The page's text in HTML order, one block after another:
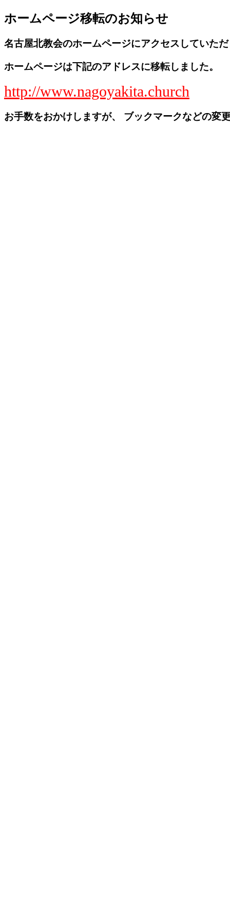
ホームページ移転のお知らせ
名古屋北教会のホームページにアクセスしていた
ホームページは下記のアドレスに移転しました。
http://www.nagoyakita.church
お手数をおかけしますが、 ブックマークなどの変